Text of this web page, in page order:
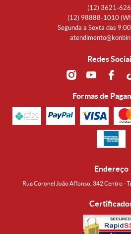
(12) 3621-
(12) 98888-1010
Segunda a Sexta das
Redes
Formas de
Endereço
Rua Coronel João Affonso, 342 Centro -